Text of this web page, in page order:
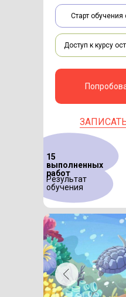
Доступ к курсу
Результат
обучения
Старт обучения
15
выполненных
работ